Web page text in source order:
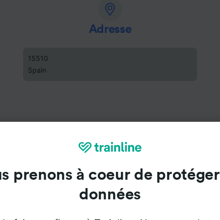
Adresse
15510
Spain
prenons à coeur de
données